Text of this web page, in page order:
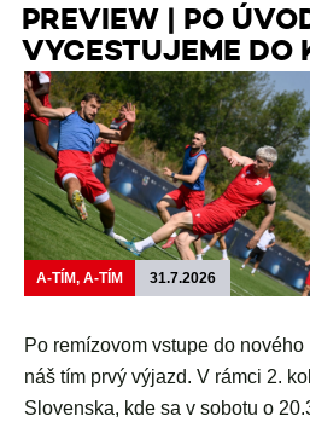
PREVIEW | PO
VYCESTUJEME DO
A-TÍM, A-TÍM 31.7.2026
Po remízovom vstupe do
náš tím prvý výjazd. V rámci 2.
Slovenska, kde sa v sobotu o